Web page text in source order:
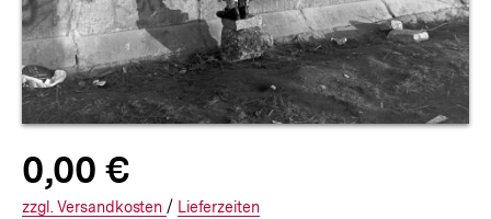
Allgemeine
Informationen
Produktpreis:
0,00 €0zuzüglich
Interner
Informationen
zzgl. zuzüglichen
Versandkosten / Interner
Informationen
Lieferzeiten